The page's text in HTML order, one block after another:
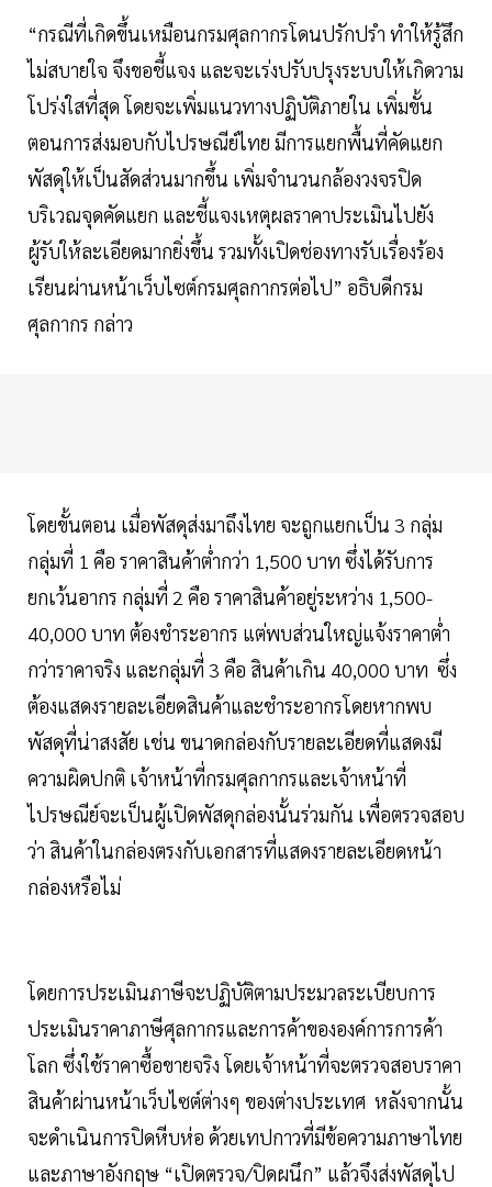
“กรณีที่เกิดขึ้นเหมือนกรมศุลกากรโดนปรักปรำ ทำให้รู้สึก
ไม่สบายใจ จึงขอชี้แจง และจะเร่งปรับปรุงระบบให้เกิดวาม
โปร่งใสที่สุด โดยจะเพิ่มแนวทางปฏิบัติภายใน เพิ่มขั้น
ตอนการส่งมอบกับไปรษณีย์ไทย มีการแยกพื้นที่คัดแยก
พัสดุให้เป็นสัดส่วนมากขึ้น เพิ่มจำนวนกล้องวงจรปิด
บริเวณจุดคัดแยก และชี้แจงเหตุผลราคาประเมินไปยัง
ผู้รับให้ละเอียดมากยิ่งขึ้น รวมทั้งเปิดช่องทางรับเรื่องร้อง
เรียนผ่านหน้าเว็บไซต์กรมศุลกากรต่อไป” อธิบดีกรม
ศุลกากร กล่าว
โดยขั้นตอน เมื่อพัสดุส่งมาถึงไทย จะถูกแยกเป็น 3 กลุ่ม
กลุ่มที่ 1 คือ ราคาสินค้าต่ำกว่า 1,500 บาท ซึ่งได้รับการ
ยกเว้นอากร กลุ่มที่ 2 คือ ราคาสินค้าอยู่ระหว่าง 1,500-
40,000 บาท ต้องชำระอากร แต่พบส่วนใหญ่แจ้งราคาต่ำ
กว่าราคาจริง และกลุ่มที่ 3 คือ สินค้าเกิน 40,000 บาท ซึ่ง
ต้องแสดงรายละเอียดสินค้าและชำระอากรโดยหากพบ
พัสดุที่น่าสงสัย เช่น ขนาดกล่องกับรายละเอียดที่แสดงมี
ความผิดปกติ เจ้าหน้าที่กรมศุลกากรและเจ้าหน้าที่
ไปรษณีย์จะเป็นผู้เปิดพัสดุกล่องนั้นร่วมกัน เพื่อตรวจสอบ
ว่า สินค้าในกล่องตรงกับเอกสารที่แสดงรายละเอียดหน้า
กล่องหรือไม่
โดยการประเมินภาษีจะปฏิบัติตามประมวลระเบียบการ
ประเมินราคาภาษีศุลกากรและการค้าขององค์การการค้า
โลก ซึ่งใช้ราคาซื้อขายจริง โดยเจ้าหน้าที่จะตรวจสอบราคา
สินค้าผ่านหน้าเว็บไซต์ต่างๆ ของต่างประเทศ หลังจากนั้น
จะดำเนินการปิดหีบห่อ ด้วยเทปกาวที่มีข้อความภาษาไทย
และภาษาอังกฤษ “เปิดตรวจ/ปิดผนึก” แล้วจึงส่งพัสดุไป